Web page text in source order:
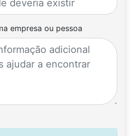
empresa ou pessoa